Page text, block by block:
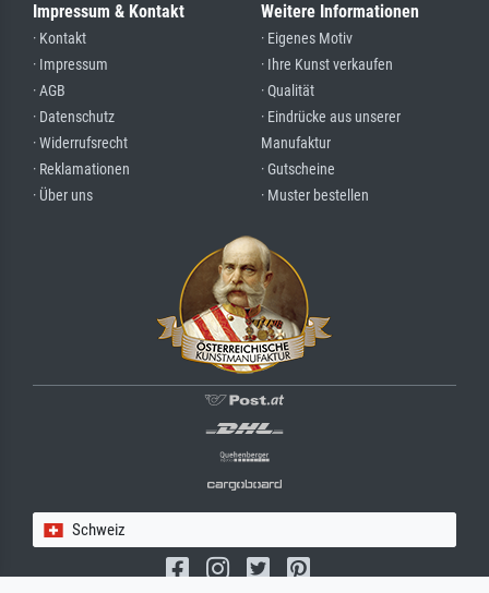
Impressum & Kontakt
· Kontakt
· Impressum
· AGB
· Datenschutz
· Widerrufsrecht
· Reklamationen
· Über uns
Weitere Informationen
· Eigenes Motiv
· Ihre Kunst verkaufen
· Qualität
· Eindrücke aus unserer
Manufaktur
· Gutscheine
· Muster bestellen
Schweiz